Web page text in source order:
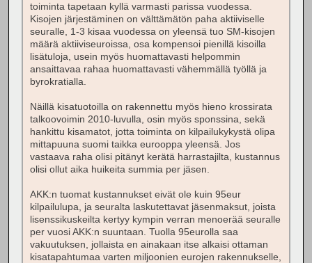
toiminta tapetaan kyllä varmasti parissa vuodessa.
Kisojen järjestäminen on välttämätön paha aktiiviselle
seuralle, 1-3 kisaa vuodessa on yleensä tuo SM-kisojen
määrä aktiiviseuroissa, osa kompensoi pienillä kisoilla
lisätuloja, usein myös huomattavasti helpommin
ansaittavaa rahaa huomattavasti vähemmällä työllä ja
byrokratialla.
Näillä kisatuotoilla on rakennettu myös hieno krossirata
talkoovoimin 2010-luvulla, osin myös sponssina, sekä
hankittu kisamatot, jotta toiminta on kilpailukykystä olipa
mittapuuna suomi taikka eurooppa yleensä. Jos
vastaava raha olisi pitänyt kerätä harrastajilta, kustannus
olisi ollut aika huikeita summia per jäsen.
AKK:n tuomat kustannukset eivät ole kuin 95eur
kilpailulupa, ja seuralta laskutettavat jäsenmaksut, joista
lisenssikuskeilta kertyy kympin verran menoerää seuralle
per vuosi AKK:n suuntaan. Tuolla 95eurolla saa
vakuutuksen, jollaista en ainakaan itse alkaisi ottaman
kisatapahtumaa varten miljoonien eurojen rakennukselle,